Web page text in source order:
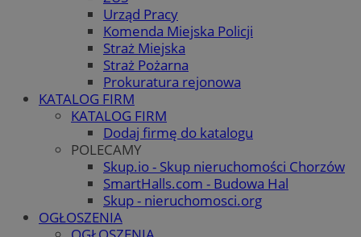
Urząd Pracy
Komenda Miejska Policji
Straż Miejska
Straż Pożarna
Prokuratura rejonowa
KATALOG FIRM
KATALOG FIRM
Dodaj firmę do katalogu
POLECAMY
Skup.io - Skup nieruchomości Chorzów
SmartHalls.com - Budowa Hal
Skup - nieruchomosci.org
OGŁOSZENIA